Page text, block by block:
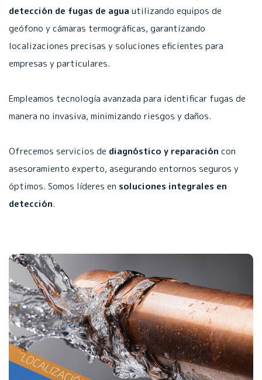
detección de fugas de agua utilizando equipos de
geófono y cámaras termográficas, garantizando
localizaciones precisas y soluciones eficientes para
empresas y particulares.
Empleamos tecnología avanzada para identificar fugas de
manera no invasiva, minimizando riesgos y daños.
Ofrecemos servicios de diagnóstico y reparación con
asesoramiento experto, asegurando entornos seguros y
óptimos. Somos líderes en soluciones integrales en
detección.